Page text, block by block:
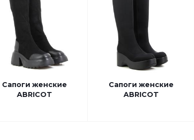
Сапоги женские
ABRICOT
Сапоги женские
ABRICOT